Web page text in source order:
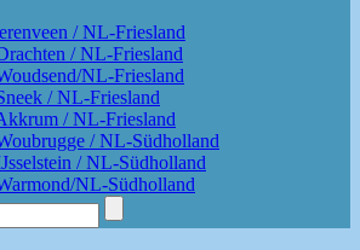
/ NL-Friesland
/ NL-Friesland
NL-Friesland
/ NL-Friesland
/ NL-Friesland
/ NL-Südholland
/ NL-Südholland
NL-Südholland